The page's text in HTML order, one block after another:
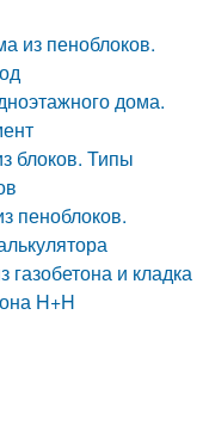
из пеноблоков.
дома.
блоков. Типы
пеноблоков.
и кладка
H+H